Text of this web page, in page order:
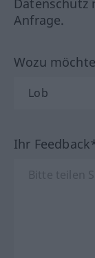
Datenschutz
Anfrage.
Wozu
Ihr